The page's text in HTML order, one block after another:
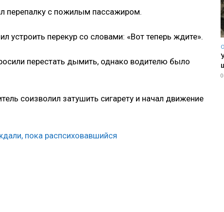
перепалку с пожилым пассажиром.
устроить перекур со словами: «Вот теперь ждите».
перестать дымить, однако водителю было
соизволил затушить сигарету и начал движение